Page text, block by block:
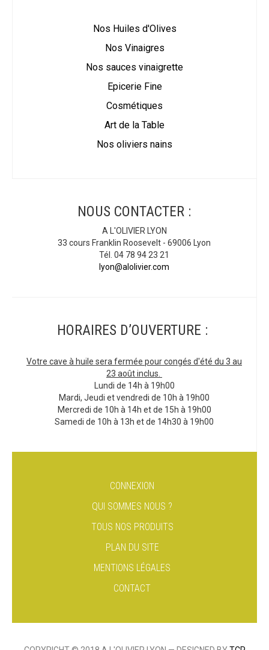
Nos Huiles d'Olives
Nos Vinaigres
Nos sauces vinaigrette
Epicerie Fine
Cosmétiques
Art de la Table
Nos oliviers nains
NOUS CONTACTER :
A L'OLIVIER LYON
33 cours Franklin Roosevelt - 69006 Lyon
Tél. 04 78 94 23 21
lyon@alolivier.com
HORAIRES D’OUVERTURE :
Votre cave à huile sera fermée pour congés d'été du 3 au
23 août inclus.
Lundi de 14h à 19h00
Mardi, Jeudi et vendredi de 10h à 19h00
Mercredi de 10h à 14h et de 15h à 19h00
Samedi de 10h à 13h et de 14h30 à 19h00
CONNEXION
QUI SOMMES NOUS ?
TOUS NOS PRODUITS
PLAN DU SITE
MENTIONS LÉGALES
CONTACT